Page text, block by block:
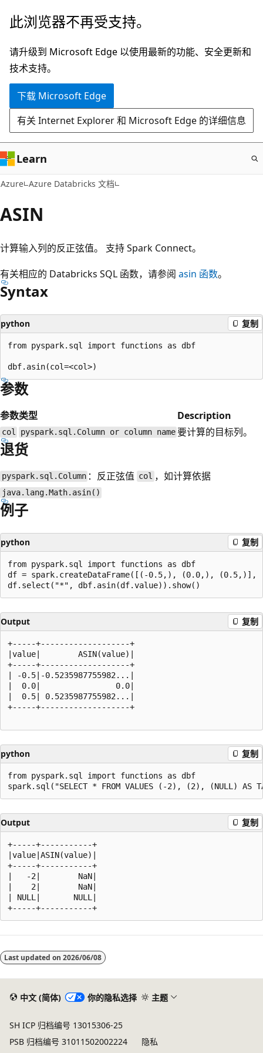
跳
主
要
内
此浏览器不再受支持。
请升级到 Microsoft Edge 以使用最新的功能、安全更新和
技术支持。
下载 Microsoft Edge
有关 Internet Explorer 和 Microsoft Edge 的详细信息
Learn
Azure Azure Databricks 文档
ASIN
计算输入列的反正弦值。 支持 Spark Connect。
有关相应的 Databricks SQL 函数，请参阅 asin 函数。
Syntax
python 复制
from pyspark.sql import functions as dbf
参数
参数类型 Description
col pyspark.sql.Column or column name 要计算的目标列。
退货
pyspark.sql.Column ：反正弦值 col ，如计算依据
java.lang.Math.asin()
例子
python 复制
from pyspark.sql import functions as dbf
df = spark.createDataFrame([(-0.5,), (0.0,), (0.5,)],
Output 复制
+-----+-------------------+
|value|        ASIN(value)|
+-----+-------------------+
| -0.5|-0.5235987755982...|
|  0.0|                0.0|
|  0.5| 0.5235987755982...|
+-----+-------------------+
python 复制
from pyspark.sql import functions as dbf
Output 复制
+-----+-----------+
|value|ASIN(value)|
+-----+-----------+
|   -2|        NaN|
|    2|        NaN|
| NULL|       NULL|
模
式
Last updated on 2026/06/08
中文 (简体) 你的隐私选择 主题
SH ICP 归档编号 13015306-25
PSB 归档编号 31011502002224
隐私